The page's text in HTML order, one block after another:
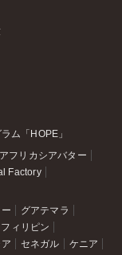
ム「HOPE」
アフリカシアバター
Factory
グアテマラ
フィリピン
セネガル ケニア